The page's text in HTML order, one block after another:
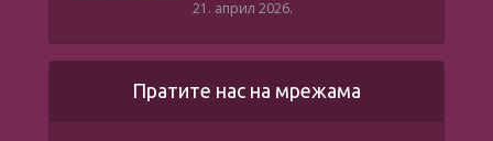
21. април 2026.
Пратите нас на мрежама